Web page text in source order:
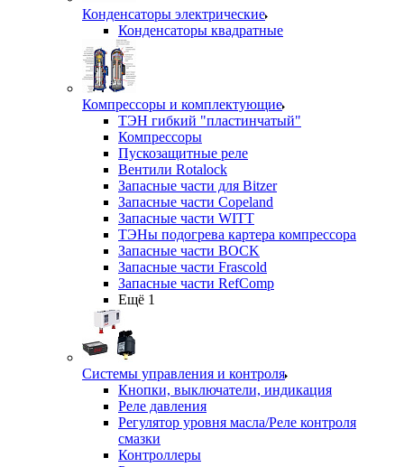
Конденсаторы электрические
Конденсаторы квадратные
Компрессоры и комплектующие
ТЭН гибкий "пластинчатый"
Компрессоры
Пускозащитные реле
Вентили Rotalock
Запасные части для Bitzer
Запасные части Copeland
Запасные части WITT
ТЭНы подогрева картера компрессора
Запасные части BOCK
Запасные части Frascold
Запасные части RefComp
Ещё 1
Системы управления и контроля
Кнопки, выключатели, индикация
Реле давления
Регулятор уровня масла/Реле контроля
смазки
Контроллеры